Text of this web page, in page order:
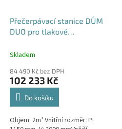
Přečerpávací stanice DŮM
DUO pro tlakové
řezákem dvouplášťová -
Skladem
84 490 Kč bez DPH
102 233 Kč
Do košíku
Objem: 2m³ Vnitřní rozměr: P: